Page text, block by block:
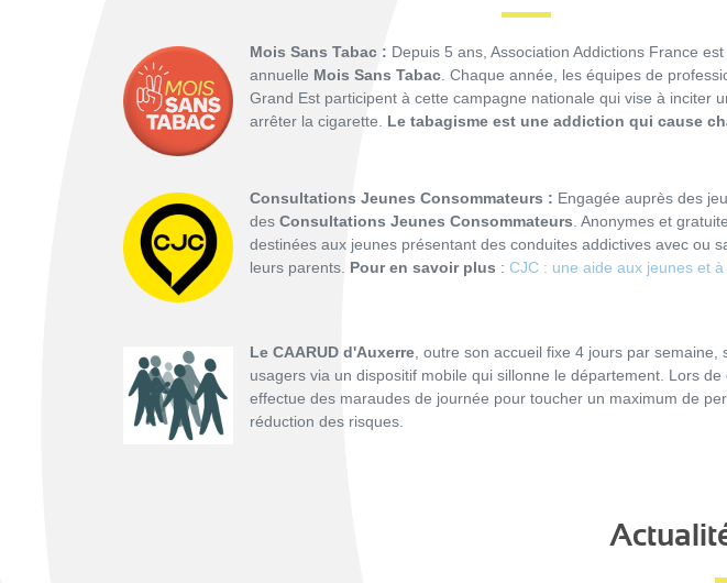
Mois Sans Tabac : Depuis 5 ans, Association Addictions France
annuelle Mois Sans Tabac . Chaque année, les équipes de
Grand Est participent à cette campagne nationale qui vise à inciter
arrêter la cigarette. Le tabagisme est une addiction qui cause
Consultations Jeunes Consommateurs : Engagée auprès des
des Consultations Jeunes Consommateurs . Anonymes et
destinées aux jeunes présentant des conduites addictives avec ou
leurs parents. Pour en savoir plus : CJC : une aide aux jeunes et à
Le CAARUD d'Auxerre , outre son accueil fixe 4 jours par
usagers via un dispositif mobile qui sillonne le département. Lors
effectue des maraudes de journée pour toucher un maximum de
réduction des risques.